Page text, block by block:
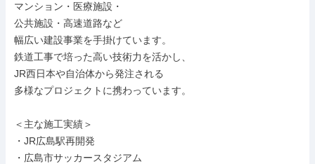
マンション・医療施設・
公共施設・高速道路など
幅広い建設事業を手掛けています。
鉄道工事で培った高い技術力を活かし、
JR西日本や自治体から発注される
多様なプロジェクトに携わっています。
＜主な施工実績＞
・JR広島駅再開発
・広島市サッカースタジアム